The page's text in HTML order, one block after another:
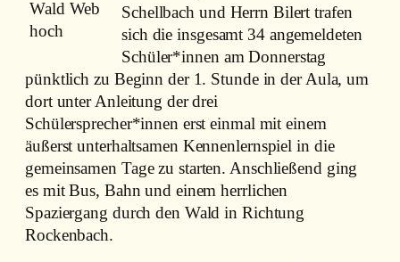
Schellbach und Herrn Bilert trafen
sich die insgesamt 34 angemeldeten
Schüler*innen am Donnerstag
pünktlich zu Beginn der 1. Stunde in der Aula, um
dort unter Anleitung der drei
Schülersprecher*innen erst einmal mit einem
äußerst unterhaltsamen Kennenlernspiel in die
gemeinsamen Tage zu starten. Anschließend ging
es mit Bus, Bahn und einem herrlichen
Spaziergang durch den Wald in Richtung
Rockenbach.